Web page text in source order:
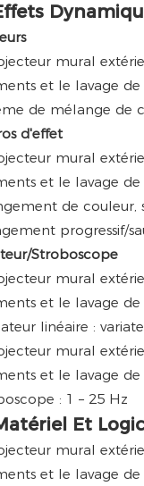
de mélange de
d'effet
de couleur,
progressif/
Stroboscope
linéaire :
: 1 – 25 Hz
Et